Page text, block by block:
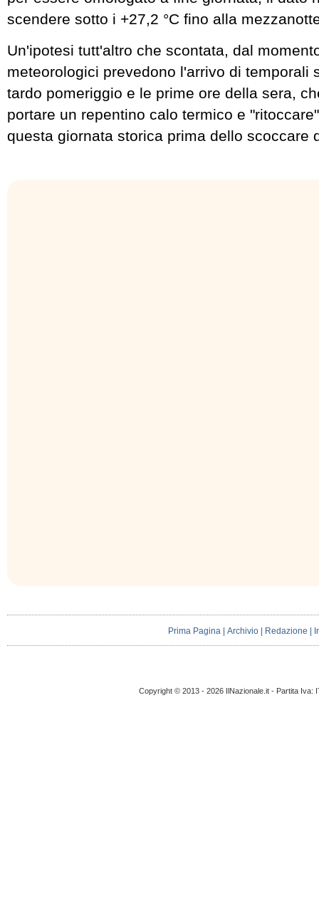
scendere sotto i +27,2 °C fino alla
Un'ipotesi tutt'altro che scontata, dal
meteorologici prevedono l'arrivo di temporali
tardo pomeriggio e le prime ore della sera,
portare un repentino calo termico e
questa giornata storica prima dello scoccare
Prima Pagina |Archivio Redazione
Copyright © 2013 - 2026 IlNazionale.it - Partita Iva: